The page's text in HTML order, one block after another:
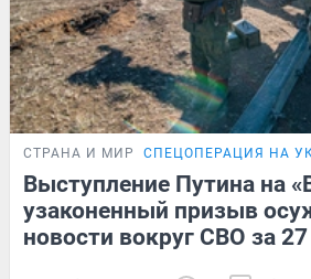
СТРАНА И МИР СПЕЦОПЕРАЦИЯ НА
Выступление Путина на
узаконенный призыв
новости вокруг СВО за